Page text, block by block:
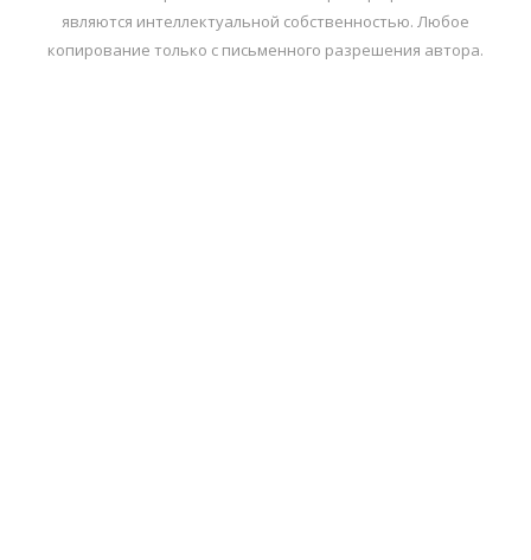
являются интеллектуальной собственностью. Любое
копирование только с письменного разрешения автора.